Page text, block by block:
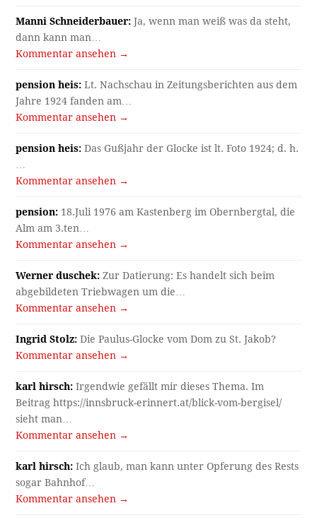
Manni Schneiderbauer: Ja, wenn man weiß was da steht,
dann kann man…
Kommentar ansehen →
pension heis: Lt. Nachschau in Zeitungsberichten aus dem
Jahre 1924 fanden am…
Kommentar ansehen →
pension heis: Das Gußjahr der Glocke ist lt. Foto 1924; d. h.
…
Kommentar ansehen →
pension: 18.Juli 1976 am Kastenberg im Obernbergtal, die
Alm am 3.ten…
Kommentar ansehen →
Werner duschek: Zur Datierung: Es handelt sich beim
abgebildeten Triebwagen um die…
Kommentar ansehen →
Ingrid Stolz: Die Paulus-Glocke vom Dom zu St. Jakob?
Kommentar ansehen →
karl hirsch: Irgendwie gefällt mir dieses Thema. Im
Beitrag https://innsbruck-erinnert.at/blick-vom-bergisel/
sieht man…
Kommentar ansehen →
karl hirsch: Ich glaub, man kann unter Opferung des Rests
sogar Bahnhof…
Kommentar ansehen →